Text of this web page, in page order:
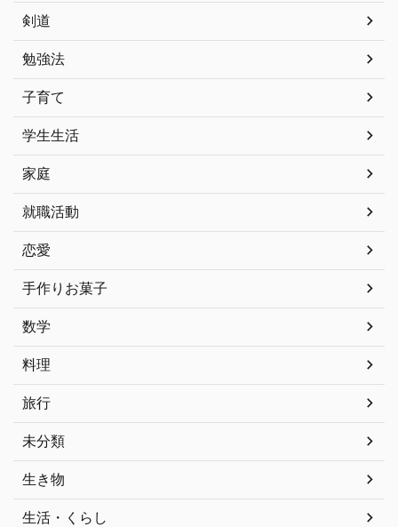
剣道
勉強法
子育て
学生生活
家庭
就職活動
恋愛
手作りお菓子
数学
料理
旅行
未分類
生き物
生活・くらし